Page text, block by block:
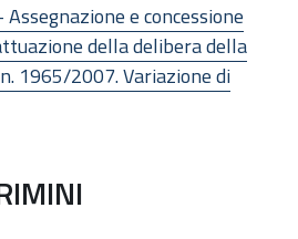
e concessione
della delibera della
1965/2007. Variazione di